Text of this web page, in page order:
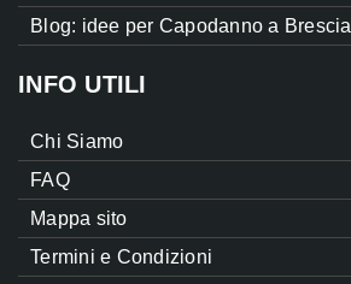
Blog: idee per Capodanno a Brescia
INFO UTILI
Chi Siamo
FAQ
Mappa sito
Termini e Condizioni